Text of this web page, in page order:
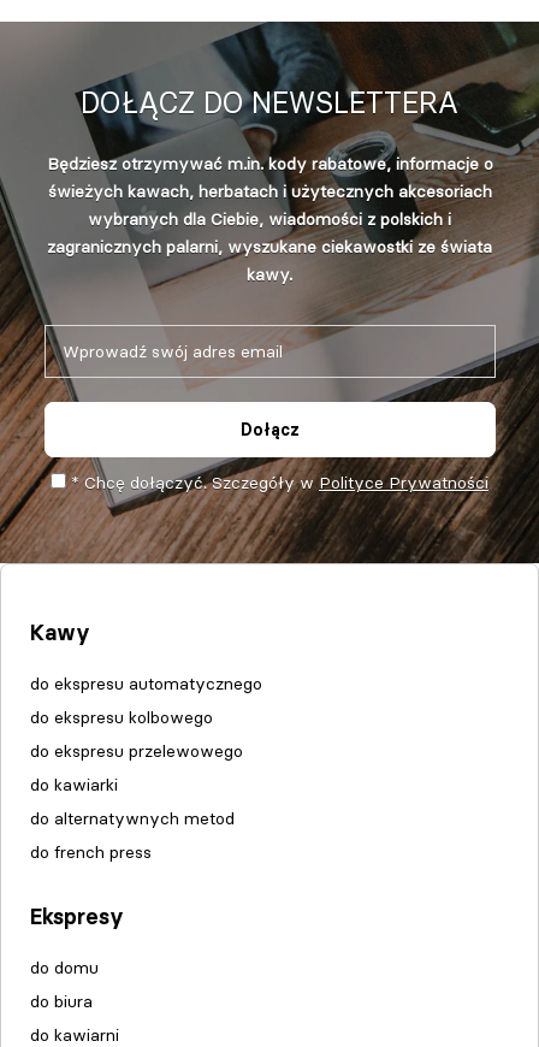
DOŁĄCZ DO NEWSLETTERA
Będziesz otrzymywać m.in. kody rabatowe, informacje o
świeżych kawach, herbatach i użytecznych akcesoriach
wybranych dla Ciebie, wiadomości z polskich i
zagranicznych palarni, wyszukane ciekawostki ze świata
kawy.
Dołącz
* Chcę dołączyć. Szczegóły wPolityce Prywatności
Kawy
do ekspresu automatycznego
do ekspresu kolbowego
do ekspresu przelewowego
do kawiarki
do alternatywnych metod
do french press
Ekspresy
do domu
do biura
do kawiarni